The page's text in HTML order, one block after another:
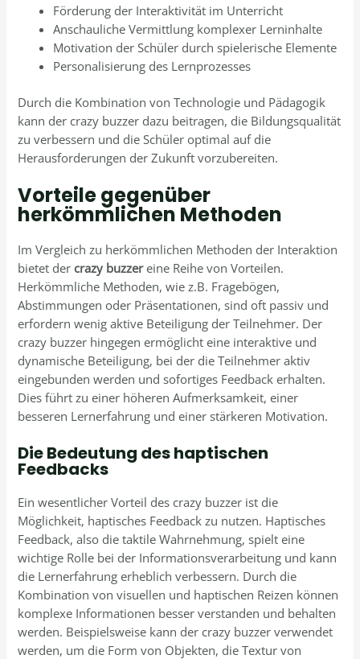
Förderung der Interaktivität im Unterricht
Anschauliche Vermittlung komplexer Lerninhalte
Motivation der Schüler durch spielerische Elemente
Personalisierung des Lernprozesses
Durch die Kombination von Technologie und Pädagogik
kann der crazy buzzer dazu beitragen, die Bildungsqualität
zu verbessern und die Schüler optimal auf die
Herausforderungen der Zukunft vorzubereiten.
Vorteile gegenüber
herkömmlichen Methoden
Im Vergleich zu herkömmlichen Methoden der Interaktion
bietet dercrazy buzzereine Reihe von Vorteilen.
Herkömmliche Methoden, wie z.B. Fragebögen,
Abstimmungen oder Präsentationen, sind oft passiv und
erfordern wenig aktive Beteiligung der Teilnehmer. Der
crazy buzzer hingegen ermöglicht eine interaktive und
dynamische Beteiligung, bei der die Teilnehmer aktiv
eingebunden werden und sofortiges Feedback erhalten.
Dies führt zu einer höheren Aufmerksamkeit, einer
besseren Lernerfahrung und einer stärkeren Motivation.
Die Bedeutung des haptischen
Feedbacks
Ein wesentlicher Vorteil des crazy buzzer ist die
Möglichkeit, haptisches Feedback zu nutzen. Haptisches
Feedback, also die taktile Wahrnehmung, spielt eine
wichtige Rolle bei der Informationsverarbeitung und kann
die Lernerfahrung erheblich verbessern. Durch die
Kombination von visuellen und haptischen Reizen können
komplexe Informationen besser verstanden und behalten
werden. Beispielsweise kann der crazy buzzer verwendet
werden, um die Form von Objekten, die Textur von